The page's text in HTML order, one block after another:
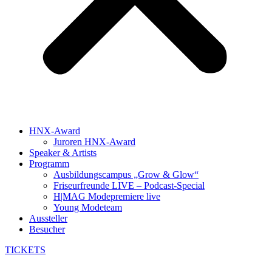
HNX-Award
Juroren HNX-Award
Speaker & Artists
Programm
Ausbildungscampus „Grow & Glow“
Friseurfreunde LIVE – Podcast-Special
H|MAG Modepremiere live
Young Modeteam
Aussteller
Besucher
TICKETS